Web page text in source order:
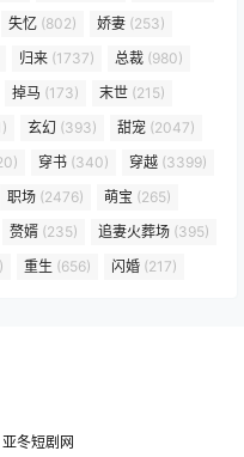
失忆 (802) 娇妻 (253)
归来 (1737) 总裁 (980)
掉马 (173) 末世 (215)
玄幻 (393) 甜宠 (2047)
穿书 (340) 穿越 (3399)
职场 (2476) 萌宝 (265)
赘婿 (235) 追妻火葬场 (395)
重生 (656) 闪婚 (217)
亚冬短剧网